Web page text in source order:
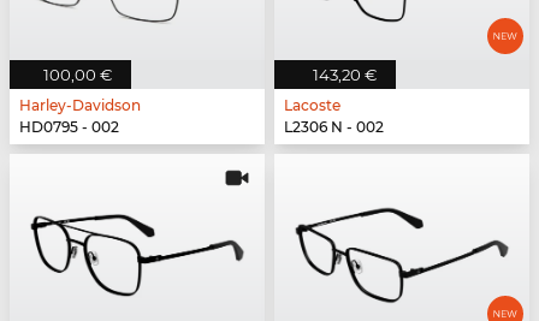
100,00 €
Harley-Davidson
HD0795 - 002
143,20 €
Lacoste
L2306 N - 002